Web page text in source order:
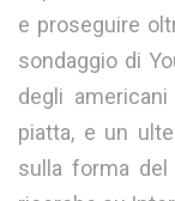
e proseguire
sondaggio di
degli
piatta, e un
sulla forma del